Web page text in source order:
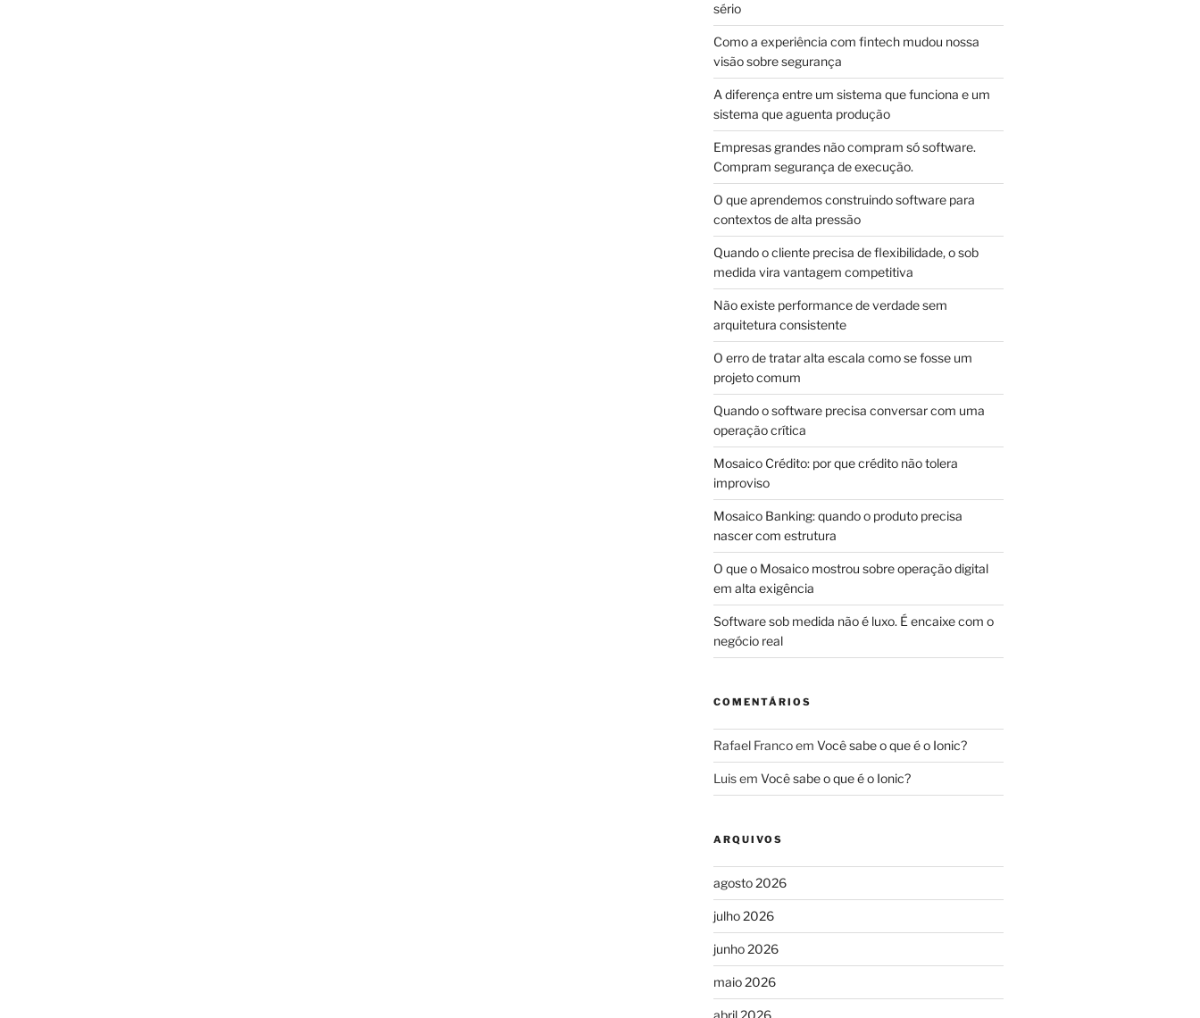
sério
Como a experiência com fintech mudou nossa
visão sobre segurança
A diferença entre um sistema que funciona e um
sistema que aguenta produção
Empresas grandes não compram só software.
Compram segurança de execução.
O que aprendemos construindo software para
contextos de alta pressão
Quando o cliente precisa de flexibilidade, o sob
medida vira vantagem competitiva
Não existe performance de verdade sem
arquitetura consistente
O erro de tratar alta escala como se fosse um
projeto comum
Quando o software precisa conversar com uma
operação crítica
Mosaico Crédito: por que crédito não tolera
improviso
Mosaico Banking: quando o produto precisa
nascer com estrutura
O que o Mosaico mostrou sobre operação digital
em alta exigência
Software sob medida não é luxo. É encaixe com o
negócio real
COMENTÁRIOS
Rafael Francoem Você sabe o que é o Ionic?
Luisem Você sabe o que é o Ionic?
ARQUIVOS
agosto 2026
julho 2026
junho 2026
maio 2026